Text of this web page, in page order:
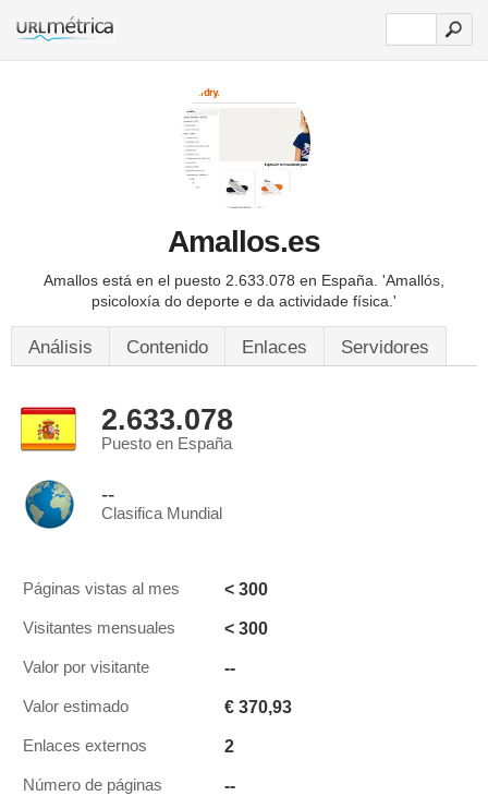
Amallos.es
Amallos está en el puesto 2.633.078 en España. 'Amallós,
psicoloxía do deporte e da actividade física.'
Análisis Contenido Enlaces Servidores
2.633.078
Puesto en España
--
Clasifica Mundial
Páginas vistas al mes < 300
Visitantes mensuales < 300
Valor por visitante --
Valor estimado € 370,93
Enlaces externos 2
Número de páginas --